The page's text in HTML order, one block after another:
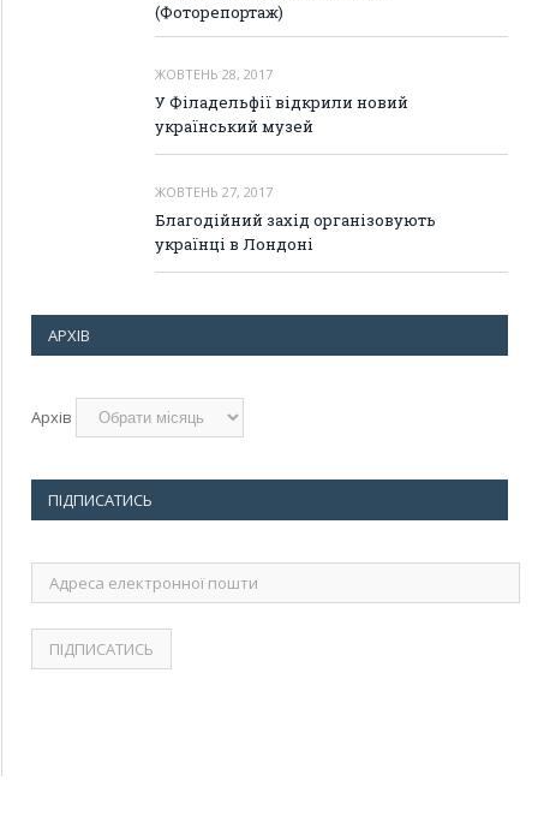
(Фоторепортаж)
ЖОВТЕНЬ 28, 2017
У Філадельфії відкрили новий
український музей
ЖОВТЕНЬ 27, 2017
Благодійний захід організовують
українці в Лондоні
АРХІВ
Архів
ПІДПИСАТИСЬ
Адреса
електронної